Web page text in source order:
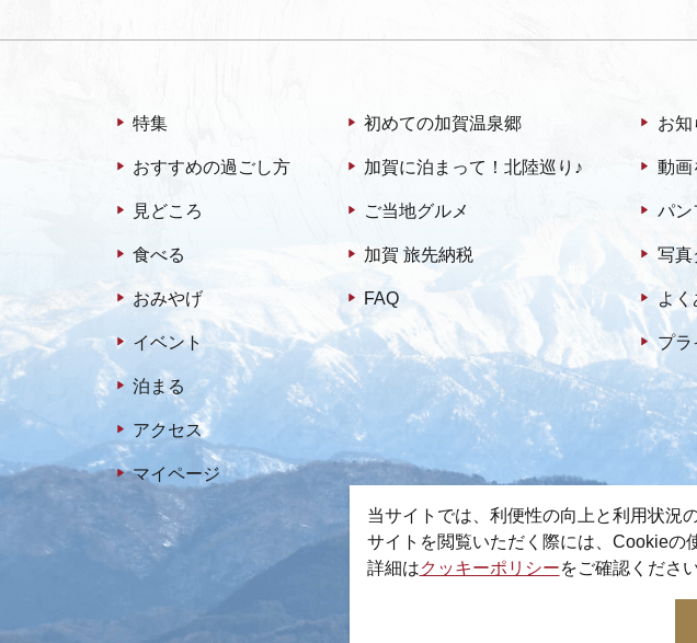
特集
おすすめの過ごし方
見どころ
食べる
おみやげ
イベント
泊まる
アクセス
マイページ
初めての加賀温泉郷
加賀に泊まって！北陸巡り♪
ご当地グルメ
加賀 旅先納税
FAQ
お知
動画
パン
写真
よ
プラ
© 2022-2026 加賀市観
当サイトでは、利便性の向上と利用状況
サイトを閲覧いただく際には、Cookieの
詳細はクッキーポリシーをご確認ください